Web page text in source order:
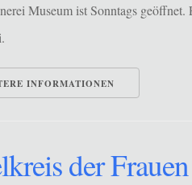
Museum ist Sonntags
INFORMATIONEN
der Frauen